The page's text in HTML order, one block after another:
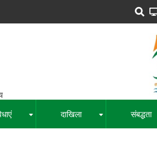
दाखिला संबद्धता